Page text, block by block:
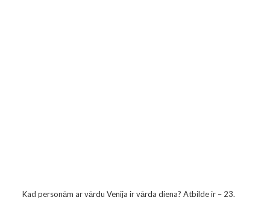
Kad personām ar vārdu Venija ir vārda diena? Atbilde ir – 23.